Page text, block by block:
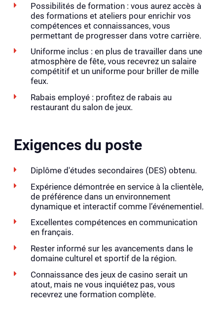
Possibilités de formation : vous aurez accès à
des formations et ateliers pour enrichir vos
compétences et connaissances, vous
permettant de progresser dans votre carrière.
Uniforme inclus : en plus de travailler dans une
atmosphère de fête, vous recevrez un salaire
compétitif et un uniforme pour briller de mille
feux.
Rabais employé : profitez de rabais au
restaurant du salon de jeux.
Exigences du poste
Diplôme d'études secondaires (DES) obtenu.
Expérience démontrée en service à la clientèle,
de préférence dans un environnement
dynamique et interactif comme l’événementiel.
Excellentes compétences en communication
en français.
Rester informé sur les avancements dans le
domaine culturel et sportif de la région.
Connaissance des jeux de casino serait un
atout, mais ne vous inquiétez pas, vous
recevrez une formation complète.